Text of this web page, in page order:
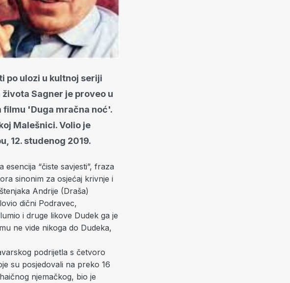
po ulozi u kultnoj seriji
Sagner je proveo u
filmu 'Duga mračna noć'.
Malešnici. Volio je
12. studenog 2019.
“čiste savjesti”, fraza
sinonim za osjećaj krivnje i
Andrije (Draša)
dični Podravec,
i druge likove Dudek ga je
ne vide nikoga do Dudeka,
podrijetla s četvoro
su posjedovali na preko 16
njemačkog, bio je